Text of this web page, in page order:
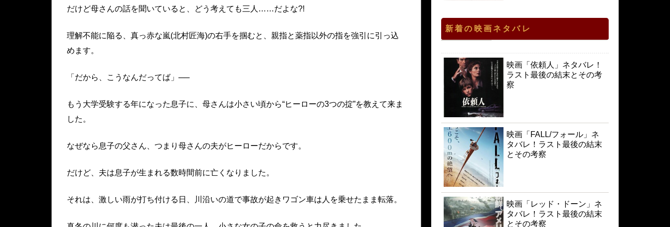
だけど母さんの話を聞いていると、どう考えても三人……だよな?!
理解不能に陥る、真っ赤な嵐(北村匠海)の右手を掴むと、親指と薬指以外の指を強引に引っ込
めます。
「だから、こうなんだってば」──
もう大学受験する年になった息子に、母さんは小さい頃から“ヒーローの3つの掟”を教えて来ま
した。
なぜなら息子の父さん、つまり母さんの夫がヒーローだからです。
だけど、夫は息子が生まれる数時間前に亡くなりました。
それは、激しい雨が打ち付ける日、川沿いの道で事故が起きワゴン車は人を乗せたまま転落。
新着の映画ネタバレ
映画「依頼人」ネタバレ！
ラスト最後の結末とその考
察
映画「FALL/フォール」ネ
タバレ！ラスト最後の結末
とその考察
映画「レッド・ドーン」ネ
タバレ！ラスト最後の結末
とその考察